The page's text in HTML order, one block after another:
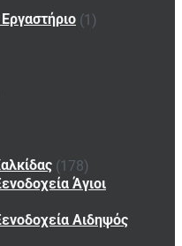
(1)
(178)
Άγιοι
Αιδηψός